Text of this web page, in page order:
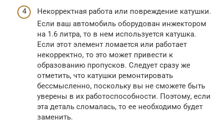
Некорректная работа или повреждение катушки.
Если ваш автомобиль оборудован инжектором
на 1.6 литра, то в нем используется катушка.
Если этот элемент ломается или работает
некорректно, то это может привести к
образованию пропусков. Следует сразу же
отметить, что катушки ремонтировать
бессмысленно, поскольку вы не сможете быть
уверены в их работоспособности. Поэтому, если
эта деталь сломалась, то ее необходимо будет
заменить.